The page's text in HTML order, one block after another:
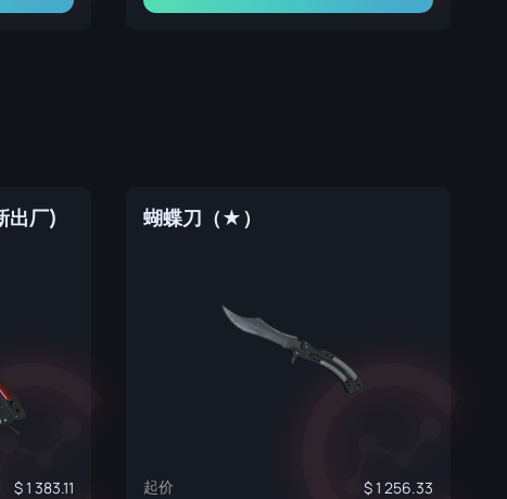
出厂)
1 383.11
蝴蝶刀（★）
起价 1 256.33